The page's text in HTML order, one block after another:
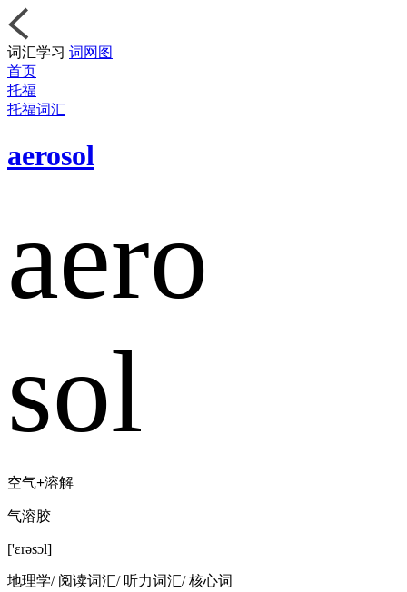
词汇学习 词网图
首页
托福
托福词汇
aerosol
aero
sol
空气+溶解
气溶胶
['ɛrəsɔl]
地理学/ 阅读词汇/ 听力词汇/ 核心词